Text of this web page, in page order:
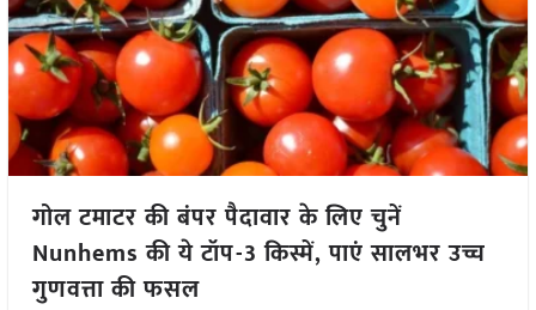
गोल टमाटर की बंपर पैदावार के लिए चुनें
Nunhems की ये टॉप-3 किस्में, पाएं सालभर उच्च
गुणवत्ता की फसल